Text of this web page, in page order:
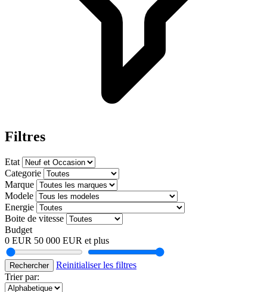
Filtres
Etat
Categorie
Marque
Modele
Energie
Boite de vitesse
Budget
0 EUR 50 000 EUR et plus
Rechercher
Reinitialiser les filtres
Trier par: